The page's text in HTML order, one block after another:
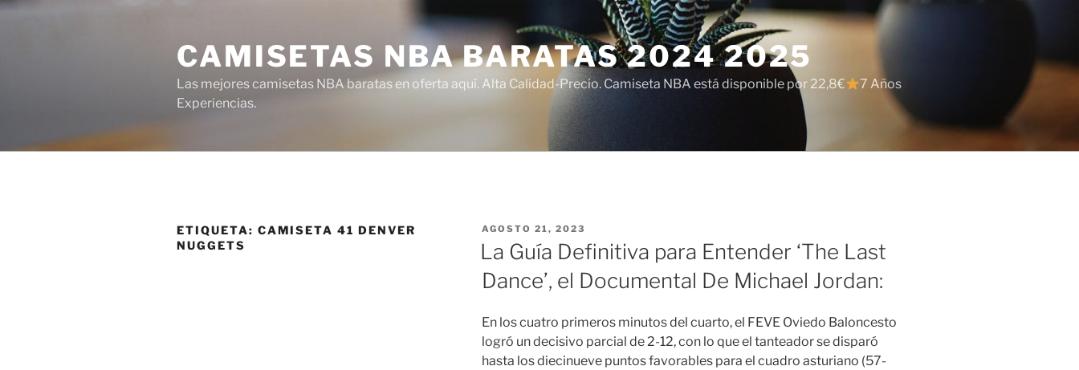
Saltar
CAMISETAS NBA BARATAS 2024 2025
Las mejores camisetas NBA baratas en oferta aquí. Alta Calidad-Precio. Camiseta NBA está disponible por 22,8€
7 Años
Experiencias.
ETIQUETA: CAMISETA 41 DENVER
NUGGETS
PUBLICADO
EL
AGOSTO 21, 2023
La Guía Definitiva para Entender ‘The Last
Dance’, el Documental De Michael Jordan:
En los cuatro primeros minutos del cuarto, el FEVE Oviedo Baloncesto
logró un decisivo parcial de 2-12, con lo que el tanteador se disparó
hasta los diecinueve puntos favorables para el cuadro asturiano (57-